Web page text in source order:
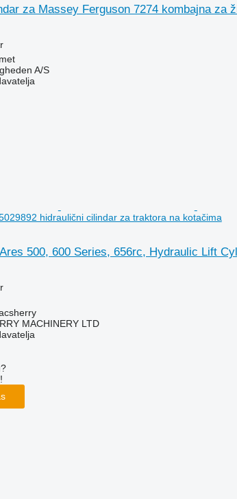
za Massey Ferguson 7274 kombajna za
A/S
hidraulični cilindar za traktora na kotačima
500, 600 Series, 656rc, Hydraulic Lift
MACHINERY LTD